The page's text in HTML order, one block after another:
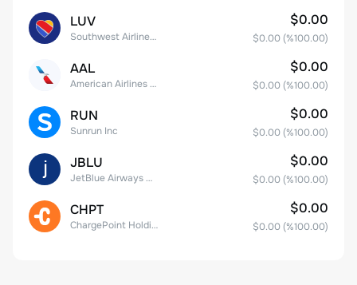
LUV
Southwest Airlines Co.
$0.00
$0.00 (%100.00)
AAL
American Airlines Group Inc.
$0.00
$0.00 (%100.00)
RUN
Sunrun Inc
$0.00
$0.00 (%100.00)
JBLU
JetBlue Airways Corp
$0.00
$0.00 (%100.00)
CHPT
ChargePoint Holdings, Inc.
$0.00
$0.00 (%100.00)